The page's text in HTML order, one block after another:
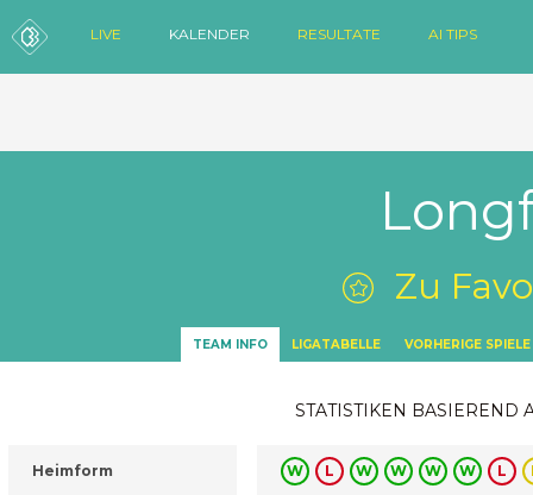
LIVE KALENDER RESULTATE AI TIPS
Zu
TEAM INFO LIGATABELLE VORHERIGE SPIELE
STATISTIKEN BASIEREND
Heimform W L W W W W L